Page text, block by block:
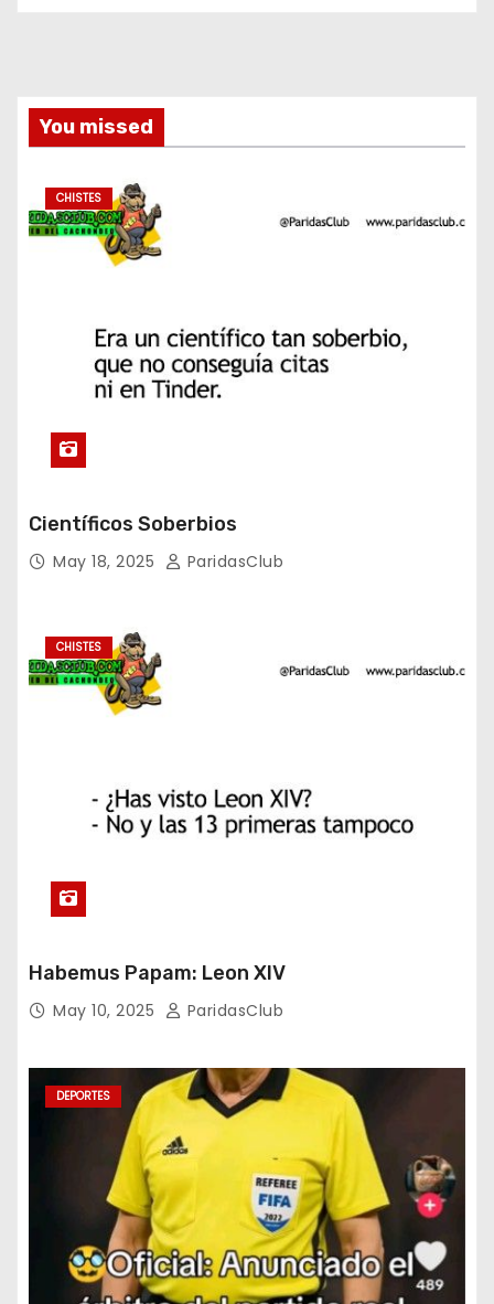
You missed
CHISTES
Científicos Soberbios
May 18, 2025 ParidasClub
CHISTES
Habemus Papam: Leon XIV
May 10, 2025 ParidasClub
DEPORTES